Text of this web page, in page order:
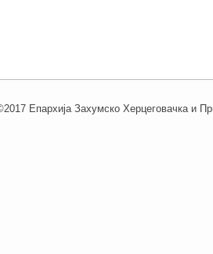
Епархија Захумско Херцеговачка и